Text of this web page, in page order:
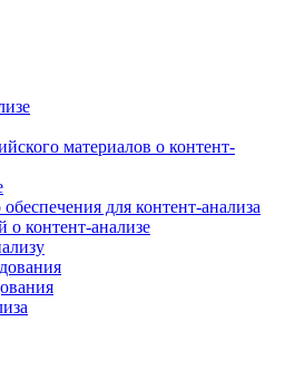
материалов о контент-
для контент-анализа
о контент-анализе